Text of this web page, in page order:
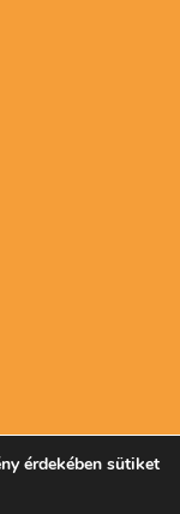
érdekében sütiket